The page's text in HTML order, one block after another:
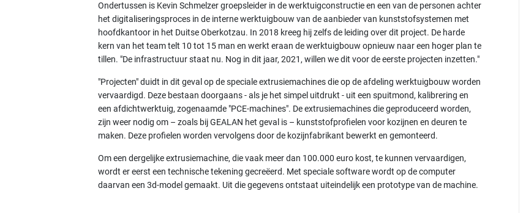
Ondertussen is Kevin Schmelzer groepsleider in de werktuigconstructie en een van de personen achter
het digitaliseringsproces in de interne werktuigbouw van de aanbieder van kunststofsystemen met
hoofdkantoor in het Duitse Oberkotzau. In 2018 kreeg hij zelfs de leiding over dit project. De harde
kern van het team telt 10 tot 15 man en werkt eraan de werktuigbouw opnieuw naar een hoger plan te
tillen. "De infrastructuur staat nu. Nog in dit jaar, 2021, willen we dit voor de eerste projecten inzetten."
"Projecten" duidt in dit geval op de speciale extrusiemachines die op de afdeling werktuigbouw worden
vervaardigd. Deze bestaan doorgaans - als je het simpel uitdrukt - uit een spuitmond, kalibrering en
een afdichtwerktuig, zogenaamde "PCE-machines". De extrusiemachines die geproduceerd worden,
zijn weer nodig om – zoals bij GEALAN het geval is – kunststofprofielen voor kozijnen en deuren te
maken. Deze profielen worden vervolgens door de kozijnfabrikant bewerkt en gemonteerd.
Om een dergelijke extrusiemachine, die vaak meer dan 100.000 euro kost, te kunnen vervaardigen,
wordt er eerst een technische tekening gecreëerd. Met speciale software wordt op de computer
daarvan een 3d-model gemaakt. Uit die gegevens ontstaat uiteindelijk een prototype van de machine.